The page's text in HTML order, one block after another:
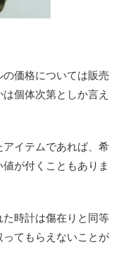
価格については販売
個体次第としか言え
イテムであれば、希
が付くこともありま
時計は傷在りと同等
てもらえないことが